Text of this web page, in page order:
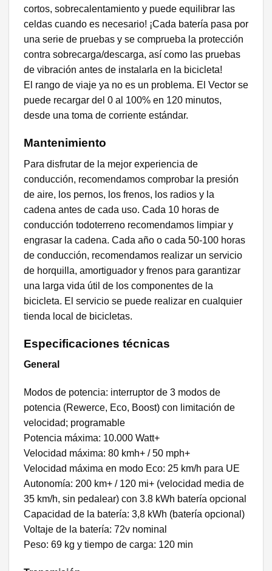
cortos, sobrecalentamiento y puede equilibrar las
celdas cuando es necesario! ¡Cada batería pasa por
una serie de pruebas y se comprueba la protección
contra sobrecarga/descarga, así como las pruebas
de vibración antes de instalarla en la bicicleta!
El rango de viaje ya no es un problema. El Vector se
puede recargar del 0 al 100% en 120 minutos,
desde una toma de corriente estándar.
Mantenimiento
Para disfrutar de la mejor experiencia de
conducción, recomendamos comprobar la presión
de aire, los pernos, los frenos, los radios y la
cadena antes de cada uso. Cada 10 horas de
conducción todoterreno recomendamos limpiar y
engrasar la cadena. Cada año o cada 50-100 horas
de conducción, recomendamos realizar un servicio
de horquilla, amortiguador y frenos para garantizar
una larga vida útil de los componentes de la
bicicleta. El servicio se puede realizar en cualquier
tienda local de bicicletas.
Especificaciones técnicas
General
Modos de potencia: interruptor de 3 modos de
potencia (Rewerce, Eco, Boost) con limitación de
velocidad; programable
Potencia máxima: 10.000 Watt+
Velocidad máxima: 80 kmh+ / 50 mph+
Velocidad máxima en modo Eco: 25 km/h para UE
Autonomía: 200 km+ / 120 mi+ (velocidad media de
35 km/h, sin pedalear) con 3.8 kWh batería opcional
Capacidad de la batería: 3,8 kWh (batería opcional)
Voltaje de la batería: 72v nominal
Peso: 69 kg y tiempo de carga: 120 min